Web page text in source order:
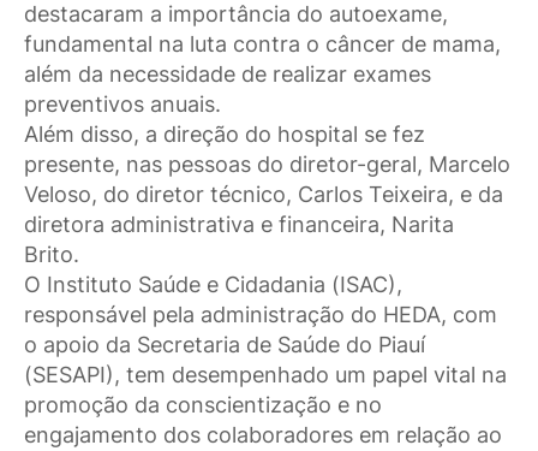
destacaram a importância do autoexame,
fundamental na luta contra o câncer de mama,
além da necessidade de realizar exames
preventivos anuais.
Além disso, a direção do hospital se fez
presente, nas pessoas do diretor-geral, Marcelo
Veloso, do diretor técnico, Carlos Teixeira, e da
diretora administrativa e financeira, Narita
Brito.
O Instituto Saúde e Cidadania (ISAC),
responsável pela administração do HEDA, com
o apoio da Secretaria de Saúde do Piauí
(SESAPI), tem desempenhado um papel vital na
promoção da conscientização e no
engajamento dos colaboradores em relação ao